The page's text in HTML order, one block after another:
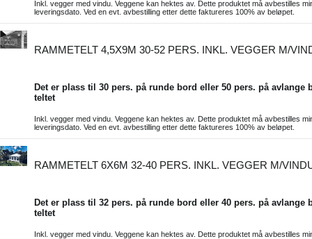
Inkl. vegger med vindu. Veggene kan hektes av. Dette produktet må avbestilles
leveringsdato. Ved en evt. avbestilling etter dette faktureres 100% av beløpet.
RAMMETELT 4,5X9M 30-52 PERS. INKL. VEGGER M/
Det er plass til 30 pers. på runde bord eller 50 pers. på avlange
teltet
Inkl. vegger med vindu. Veggene kan hektes av. Dette produktet må avbestilles
leveringsdato. Ved en evt. avbestilling etter dette faktureres 100% av beløpet.
RAMMETELT 6X6M 32-40 PERS. INKL. VEGGER M/
Det er plass til 32 pers. på runde bord eller 40 pers. på avlange
teltet
Inkl. vegger med vindu. Veggene kan hektes av. Dette produktet må avbestilles